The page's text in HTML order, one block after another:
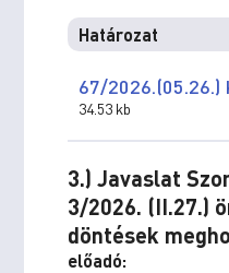
Határozat
67/2026.(05.26.)
34.53 kb
3.) Javaslat
3/2026. (II.27.)
döntések
előadó: